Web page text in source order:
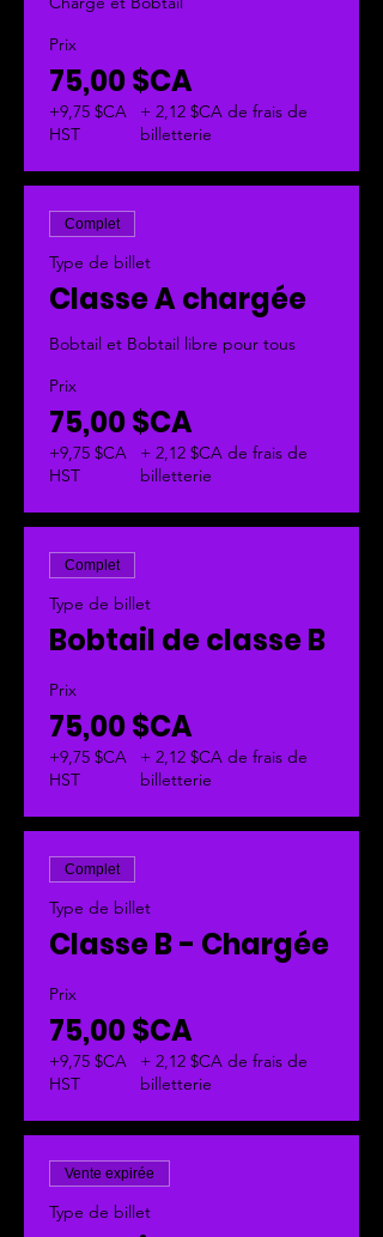
Prix
75,00 $CA
+9,75 $CA
HST
+ 2,12 $CA de frais de
billetterie
Complet
Type de billet
Classe A chargée
Bobtail et Bobtail libre pour tous
Prix
75,00 $CA
+9,75 $CA
HST
+ 2,12 $CA de frais de
billetterie
Complet
Type de billet
Bobtail de classe B
Prix
75,00 $CA
+9,75 $CA
HST
+ 2,12 $CA de frais de
billetterie
Complet
Type de billet
Classe B - Chargée
Prix
75,00 $CA
+9,75 $CA
HST
+ 2,12 $CA de frais de
billetterie
Vente expirée
Type de billet